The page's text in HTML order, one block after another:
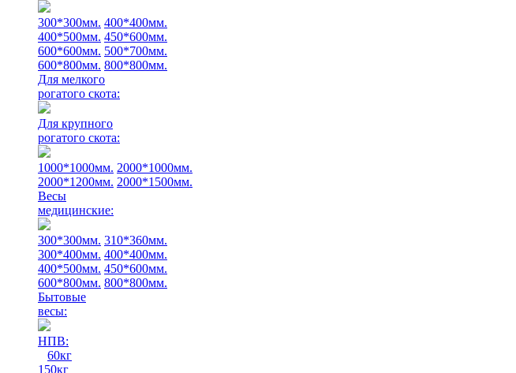
300*300мм. 400*400мм.
400*500мм. 450*600мм.
600*600мм. 500*700мм.
600*800мм. 800*800мм.
Для мелкого
рогатого скота:
Для крупного
рогатого скота:
1000*1000мм. 2000*1000мм.
2000*1200мм. 2000*1500мм.
Весы
медицинские:
300*300мм. 310*360мм.
300*400мм. 400*400мм.
400*500мм. 450*600мм.
600*800мм. 800*800мм.
Бытовые
весы:
НПВ:
60кг
150кг